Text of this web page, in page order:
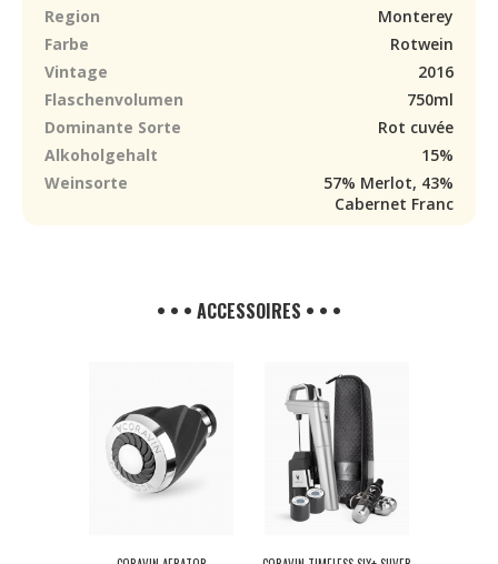
Region
Monterey
Farbe
Rotwein
Vintage
2016
Flaschenvolumen
750ml
Dominante Sorte
Rot cuvée
Alkoholgehalt
15%
Weinsorte
57% Merlot, 43%
Cabernet Franc
• • • ACCESSOIRES • • •